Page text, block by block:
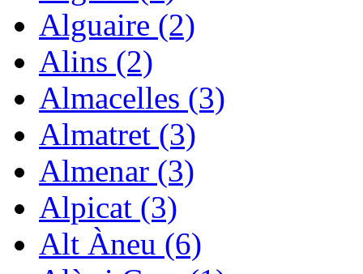
Alguaire (2)
Alins (2)
Almacelles (3)
Almatret (3)
Almenar (3)
Alpicat (3)
Alt Àneu (6)